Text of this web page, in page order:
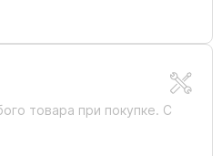
Гидромассажная система
товара при покупке. С